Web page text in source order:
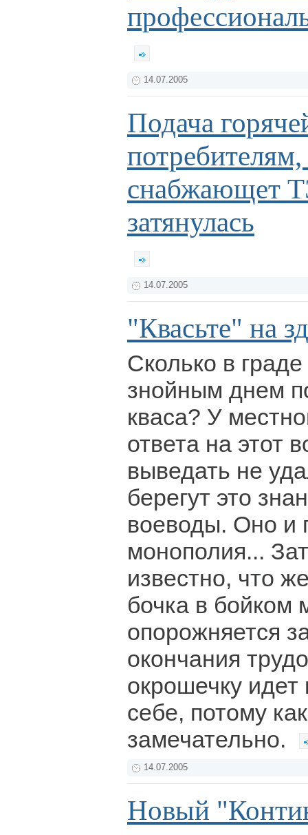
14.07.2005
Подача
снабжающет
затянулась
14.07.2005
"Квасьте" на
Сколько в
знойным днем
кваса? У
ответа на этот
выведать не
берегут это
воеводы. Оно и
монополия...
известно, что
бочка в бойком
опорожняется
окончания
окрошечку идет
себе, потому
замечательно.
14.07.2005
Новый